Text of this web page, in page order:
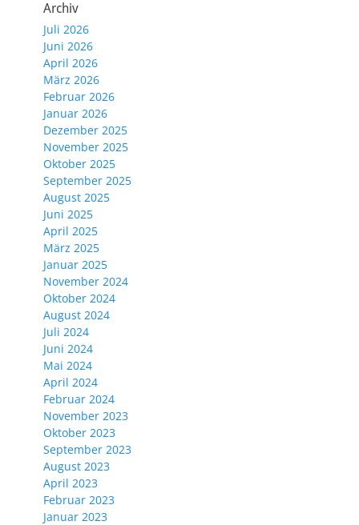
Archiv
Juli 2026
Juni 2026
April 2026
März 2026
Februar 2026
Januar 2026
Dezember 2025
November 2025
Oktober 2025
September 2025
August 2025
Juni 2025
April 2025
März 2025
Januar 2025
November 2024
Oktober 2024
August 2024
Juli 2024
Juni 2024
Mai 2024
April 2024
Februar 2024
November 2023
Oktober 2023
September 2023
August 2023
April 2023
Februar 2023
Januar 2023